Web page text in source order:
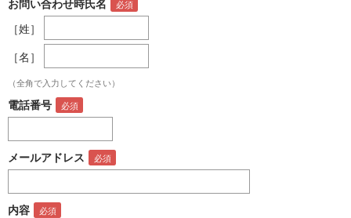
お問い合わせ時氏名
［姓］
［名］
（全角で入力してください）
電話番号
メールアドレス
内容